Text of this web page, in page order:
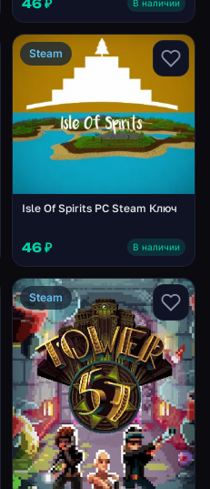
46 ₽ В наличии
Steam
Isle Of Spirits PC Steam Ключ
46 ₽ В наличии
Steam